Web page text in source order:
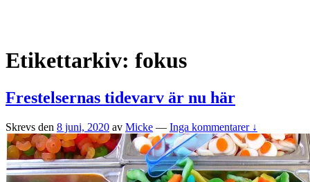
Etikettarkiv: fokus
Frestelsernas tidevarv är nu här
Skrevs den 8 juni, 2020 av Micke — Inga kommentarer ↓